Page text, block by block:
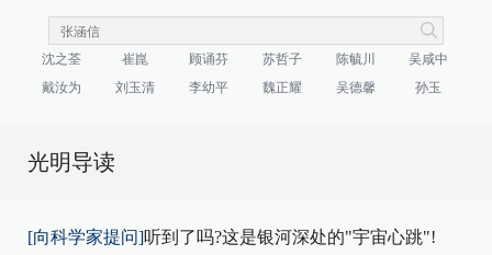
沈之荃 崔崑 顾诵芬 苏哲子 陈毓川
吴咸中
戴汝为
刘玉清 李幼平 魏正耀 吴德馨 孙玉
光明导读
[向科学家提问]听到了吗?这是银河深处的"宇宙心跳"!